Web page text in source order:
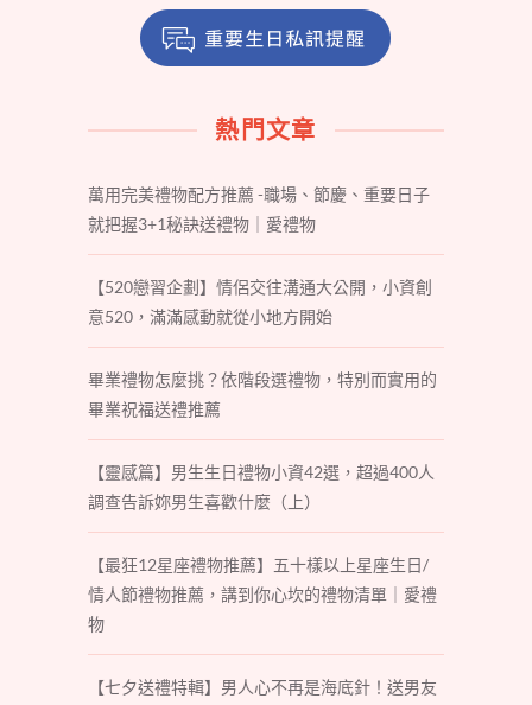
熱門文章
萬用完美禮物配方推薦 -職場、節慶、重要日子
就把握3+1秘訣送禮物｜愛禮物
【520戀習企劃】情侶交往溝通大公開，小資創
意520，滿滿感動就從小地方開始
畢業禮物怎麼挑？依階段選禮物，特別而實用的
畢業祝福送禮推薦
【靈感篇】男生生日禮物小資42選，超過400人
調查告訴妳男生喜歡什麼（上）
【最狂12星座禮物推薦】五十樣以上星座生日/
情人節禮物推薦，講到你心坎的禮物清單｜愛禮
物
【七夕送禮特輯】男人心不再是海底針！送男友